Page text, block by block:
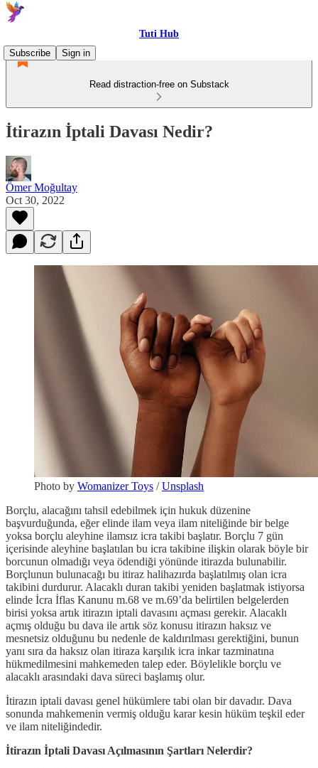
Tuti Hub
Subscribe
Sign in
Read distraction-free on Substack
İtirazın İptali Davası Nedir?
Ömer Moğultay
Oct 30, 2022
Photo by Womanizer Toys /Unsplash
Borçlu, alacağını tahsil edebilmek için hukuk düzenine
başvurduğunda, eğer elinde ilam veya ilam niteliğinde bir belge
yoksa borçlu aleyhine ilamsız icra takibi başlatır. Borçlu 7 gün
içerisinde aleyhine başlatılan bu icra takibine ilişkin olarak böyle bir
borcunun olmadığı veya ödendiği yönünde itirazda bulunabilir.
Borçlunun bulunacağı bu itiraz halihazırda başlatılmış olan icra
takibini durdurur. Alacaklı duran takibi yeniden başlatmak istiyorsa
elinde İcra İflas Kanunu m.68 ve m.69’da belirtilen belgelerden
birisi yoksa artık itirazın iptali davasını açması gerekir. Alacaklı
açmış olduğu bu dava ile artık söz konusu itirazın haksız ve
mesnetsiz olduğunu bu nedenle de kaldırılması gerektiğini, bunun
yanı sıra da haksız olan itiraza karşılık icra inkar tazminatına
hükmedilmesini mahkemeden talep eder. Böylelikle borçlu ve
alacaklı arasındaki dava süreci başlamış olur.
İtirazın iptali davası genel hükümlere tabi olan bir davadır. Dava
sonunda mahkemenin vermiş olduğu karar kesin hüküm teşkil eder
ve ilam niteliğindedir.
İtirazın İptali Davası Açılmasının Şartları Nelerdir?